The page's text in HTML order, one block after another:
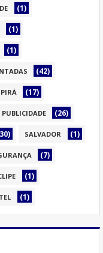
(1)
(1)
(1)
(42)
(17)
PUBLICIDADE (26)
SALVADOR (1)
(7)
(1)
(1)